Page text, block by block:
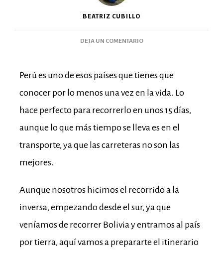
BEATRIZ CUBILLO
DEJA UN COMENTARIO
Perú es uno de esos países que tienes que
conocer por lo menos una vez en la vida. Lo
hace perfecto para recorrerlo en unos 15 días,
aunque lo que más tiempo se lleva es en el
transporte, ya que las carreteras no son las
mejores.
Aunque nosotros hicimos el recorrido a la
inversa, empezando desde el sur, ya que
veníamos de recorrer Bolivia y entramos al país
por tierra, aquí vamos a prepararte el itinerario